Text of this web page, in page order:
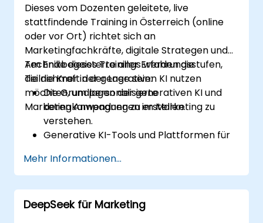
Dieses vom Dozenten geleitete, live
stattfindende Training in Österreich (online
oder vor Ort) richtet sich an
Marketingfachkräfte, digitale Strategen und
Technikbegeisterte aller Erfahrungsstufen,
die die Kraft der generativen KI nutzen
möchten, um personalisierte
Marketingkampagnen zu erstellen.
Am Ende dieses Trainings werden die
Teilnehmer in der Lage sein:
Die Grundlagen der generativen KI und
deren Anwendungen im Marketing zu
verstehen.
Generative KI-Tools und Plattformen für
Personalisierte Marketinginhalte mit Hilfe
von KI-Modellen zu entwickeln.
KI-generierte Inhalte in breitere
Marketingstrategien zu integrieren.
Mehr Informationen...
DeepSeek für Marketing